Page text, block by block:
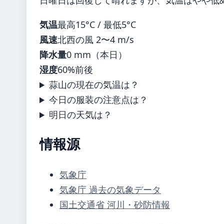
気温最高15°C / 最低5°C
風速北西の風 2〜4 m/s
降水量0 mm（本日）
湿度60%前後
蒜山の現在の気温は？
今日の服装の注意点は？
明日の天気は？
情報源
気象庁
気象庁 過去の気象データ
国土交通省 河川・砂防情報